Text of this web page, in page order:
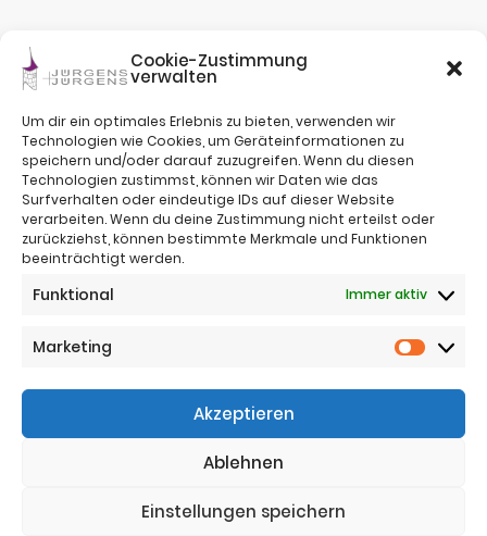
Cookie-Zustimmung
verwalten
Um dir ein optimales Erlebnis zu bieten, verwenden wir
Technologien wie Cookies, um Geräteinformationen zu
speichern und/oder darauf zuzugreifen. Wenn du diesen
Technologien zustimmst, können wir Daten wie das
Surfverhalten oder eindeutige IDs auf dieser Website
verarbeiten. Wenn du deine Zustimmung nicht erteilst oder
zurückziehst, können bestimmte Merkmale und Funktionen
beeinträchtigt werden.
Funktional Immer aktiv
Marketing
Akzeptieren
Ablehnen
Einstellungen speichern
Telefon:+43 (0)664 4221383
Telefon:+43 (0)650 5836683
office@jj-immo.at